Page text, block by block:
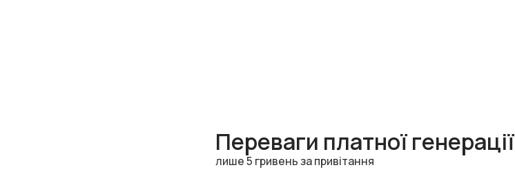
Переваги платної генерації
лише 5 гривень за привітання